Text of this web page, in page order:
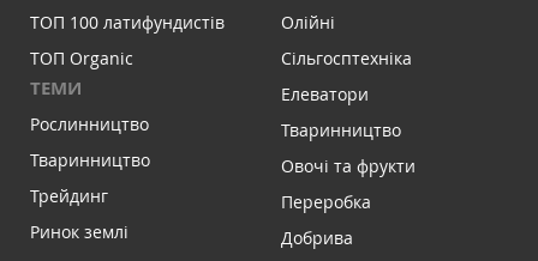
ТОП 100 латифундистів
ТОП Organic
ТЕМИ
Рослинництво
Тваринництво
Трейдинг
Ринок землі
Олійні
Сільгосптехніка
Елеватори
Тваринництво
Овочі та фрукти
Переробка
Добрива